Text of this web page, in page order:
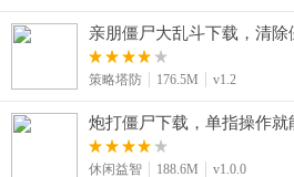
亲朋僵尸大乱斗下载，清除
提升战斗能力，完成挑战
策略塔防 176.5M v1.2
炮打僵尸下载，单指操作
开启打僵尸超方便
休闲益智 188.6M v1.0.0